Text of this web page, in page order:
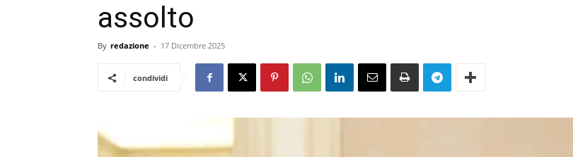
assolto
By redazione - 17 Dicembre 2025
condividi